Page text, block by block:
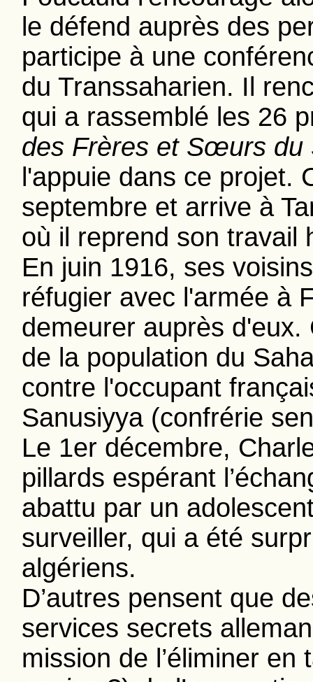
le défend auprès des
participe à une
du Transsaharien. Il
qui a rassemblé les 26
des Frères et Sœurs
l'appuie dans ce projet.
septembre et arrive à
où il reprend son travail
En juin 1916, ses
réfugier avec l'armée à
demeurer auprès
de la population du
contre l'occupant
Sanusiyya (confrérie
Le 1er décembre,
pillards espérant
abattu par un
surveiller, qui a été
algériens.
D’autres pensent que
services secrets
mission de l’éliminer